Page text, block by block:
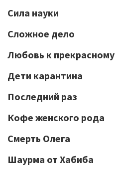
Сила науки
Сложное дело
Любовь к прекрасному
Дети карантина
Последний раз
Кофе женского рода
Смерть Олега
Шаурма от Хабиба